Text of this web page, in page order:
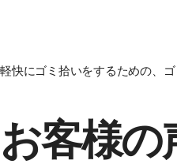
軽快にゴミ拾いをするための、
お客様の